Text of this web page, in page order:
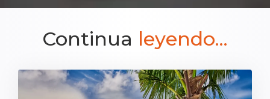
Continua leyendo...